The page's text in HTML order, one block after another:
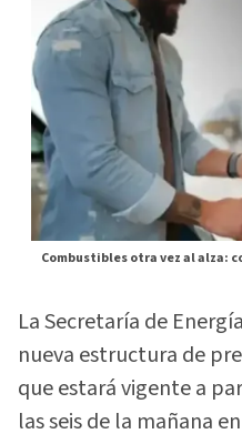
Combustibles otra vez al alza:
La Secretaría de
nueva estructura de
que estará vigente a
las seis de la mañana